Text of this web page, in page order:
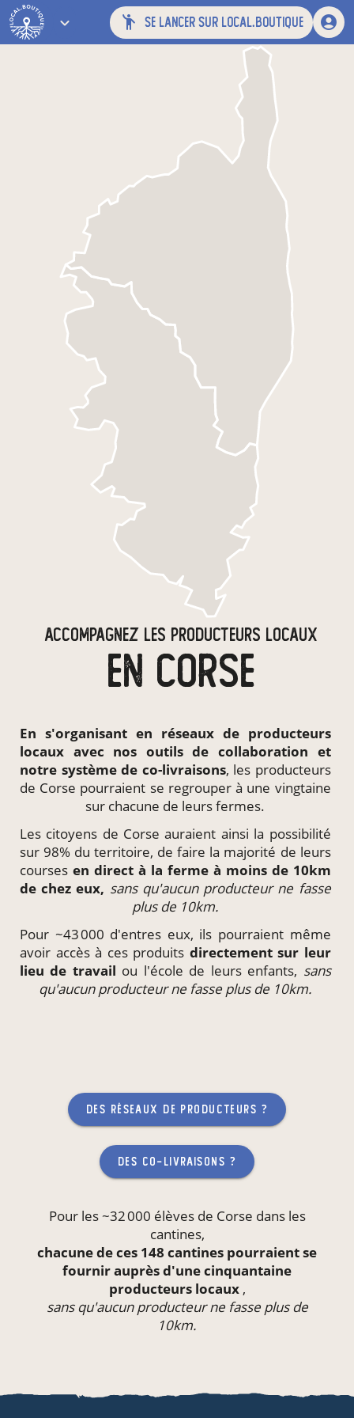
se lancer sur local.boutique
ACCOMPAGNEZ LES PRODUCTEURS LOCAUX
EN CORSE
En s'organisant en réseaux de producteurs
locaux avec nos outils de collaboration et
notre système de co-livraisons, les producteurs
de Corse pourraient se regrouper à une vingtaine
sur chacune de leurs fermes.
Les citoyens de Corse auraient ainsi la possibilité
sur 98% du territoire, de faire la majorité de leurs
courses en direct à la ferme à moins de 10km
de chez eux, sans qu'aucun producteur ne fasse
plus de 10km.
Pour ~43 000 d'entres eux, ils pourraient même
avoir accès à ces produits directementsur leur
lieu de travail ou l'école de leurs enfants, sans
qu'aucun producteur ne fasse plus de 10km.
des réseaux de producteurs ?
des co-livraisons ?
Pour les ~32 000 élèves de Corse dans les
cantines,
chacune de ces 148 cantines pourraient se
fournir auprès d'une cinquantaine
producteurs locaux ,
sans qu'aucun producteur ne fasse plus de
10km.